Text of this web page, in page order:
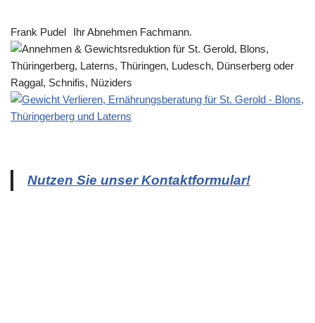
Frank Pudel Ihr Abnehmen Fachmann.
Nutzen Sie unser Kontaktformular!